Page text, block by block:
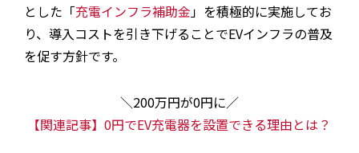
とした「充電インフラ補助金」を積極的に実施してお
り、導入コストを引き下げることでEVインフラの普及
を促す方針です。
＼200万円が0円に／
【関連記事】0円でEV充電器を設置できる理由とは？